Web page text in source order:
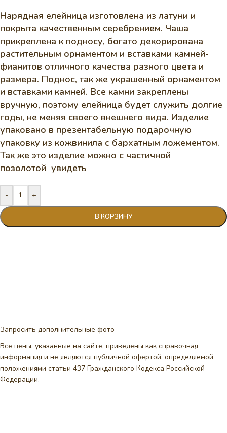
Нарядная елейница изготовлена из латуни и
покрыта качественным серебрением. Чаша
прикреплена к подносу, богато декорирована
растительным орнаментом и вставками камней-
фианитов отличного качества разного цвета и
размера. Поднос, так же украшенный орнаментом
и вставками камней. Все камни закреплены
вручную, поэтому елейница будет служить долгие
годы, не меняя своего внешнего вида. Изделие
упаковано в презентабельную подарочную
упаковку из кожвинила с бархатным ложементом.
Так же это изделие можно с частичной
позолотой увидеть
- +
В КОРЗИНУ
Запросить дополнительные фото
Все цены, указанные на сайте, приведены как справочная
информация и не являются публичной офертой, определяемой
положениями статьи 437 Гражданского Кодекса Российской
Федерации.